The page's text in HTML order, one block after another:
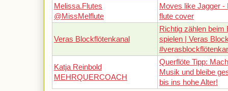
Melissa.Flutes
@MissMelflute
Moves like Jagger -
flute cover
Veras Blockflötenkanal
Richtig zählen beim
spielen | Veras
Katja Reinbold
MEHRQUERCOACH
Querflöte Tipp:
Musik und bleibe
bis ins hohe Alter!